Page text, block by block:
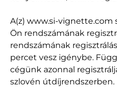
A(z) www.si-vignette.com
Ön rendszámának
rendszámának
percet vesz igénybe.
cégünk azonnal
szlovén útdíjrendszerben.